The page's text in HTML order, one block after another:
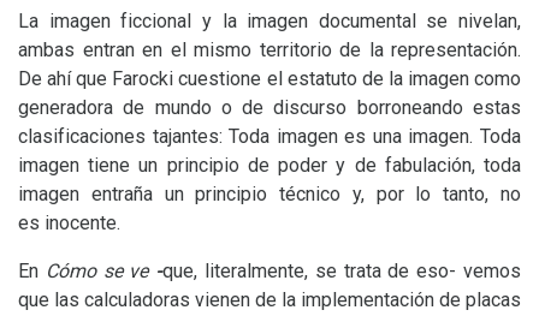
La imagen ficcional y la imagen documental se nivelan,
ambas entran en el mismo territorio de la representación.
De ahí que Farocki cuestione el estatuto de la imagen como
generadora de mundo o de discurso borroneando estas
clasificaciones tajantes: Toda imagen es una imagen. Toda
imagen tiene un principio de poder y de fabulación, toda
imagen entraña un principio técnico y, por lo tanto, no
es inocente.
En Cómo se ve -que, literalmente, se trata de eso- vemos
que las calculadoras vienen de la implementación de placas